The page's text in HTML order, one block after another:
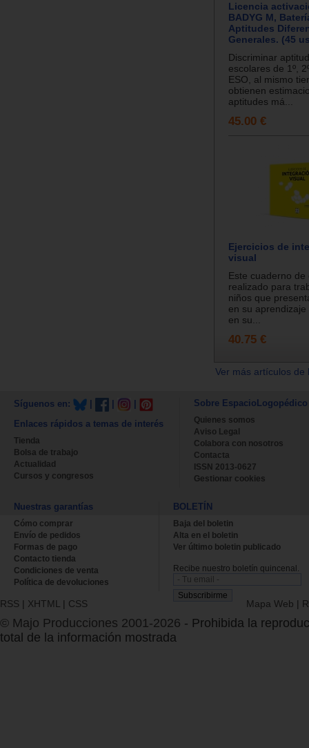
Licencia
BADYG M,
Aptitudes
Generales. (45
Discriminar
escolares de 1º,
ESO, al mismo
obtienen
aptitudes má...
45.00 €
Ejercicios de
visual
Este cuaderno de
realizado para
niños que
en su
en su...
40.75 €
Ver más artículos
Síguenos en:
Enlaces rápidos a temas de interés
Tienda
Bolsa de trabajo
Actualidad
Cursos y congresos
Sobre EspacioLogopédico
Quienes somos
Aviso Legal
Colabora con nosotros
Contacta
ISSN 2013-0627
Gestionar cookies
Nuestras garantías
Cómo comprar
Envío de pedidos
Formas de pago
Contacto tienda
Condiciones de venta
Política de devoluciones
BOLETÍN
Baja del boletin
Alta en el boletin
Ver último boletin publicado
Recibe nuestro boletín quincenal.
RSS | XHTML | CSS Mapa Web |
© Majo Producciones 2001-2026 - Prohibida la
total de la información mostrada